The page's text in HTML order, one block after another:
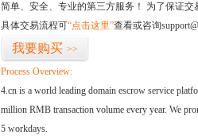
简单、安全、专业的第三方服务！ 为了保证
具体交易流程可“点击这里”查看或咨询
我要购买 >>
Process Overview:
4.cn is a world leading domain escrow service
million RMB transaction volume every year. We
5 workdays.